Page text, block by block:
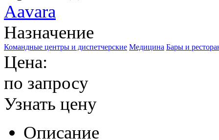
Aavara
Назначение
Командные центры и диспетчерские Медицина Бары и
Цена:
по запросу
Узнать цену
Описание